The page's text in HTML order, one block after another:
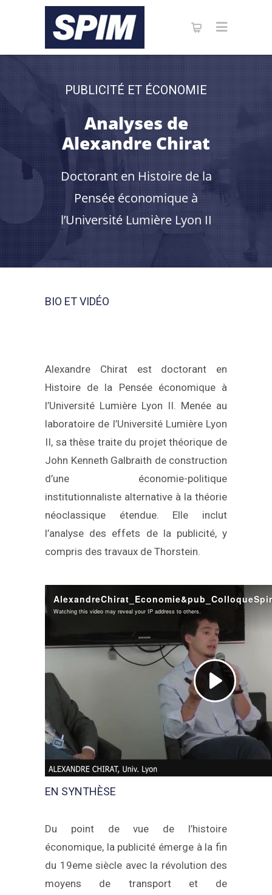
PUBLICITÉ ET ÉCONOMIE
Analyses de
Alexandre Chirat
Doctorant en Histoire de la
Pensée économique à
l’Université Lumière Lyon II
BIO ET VIDÉO
Alexandre Chirat est doctorant en
Histoire de la Pensée économique à
l’Université Lumière Lyon II. Menée au
laboratoire de l’Université Lumière Lyon
II, sa thèse traite du projet théorique de
John Kenneth Galbraith de construction
d’une économie-politique
institutionnaliste alternative à la théorie
néoclassique étendue. Elle inclut
l’analyse des effets de la publicité, y
compris des travaux de Thorstein.
EN SYNTHÈSE
Du point de vue de l’histoire
économique, la publicité émerge à la fin
du 19eme siècle avec la révolution des
moyens de transport et de